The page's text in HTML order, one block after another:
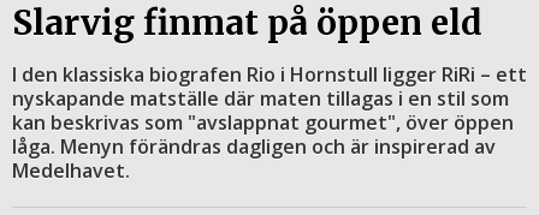
Slarvig finmat på öppen eld
I den klassiska biografen Rio i Hornstull ligger RiRi – ett
nyskapande matställe där maten tillagas i en stil som
kan beskrivas som "avslappnat gourmet", över öppen
låga. Menyn förändras dagligen och är inspirerad av
Medelhavet.